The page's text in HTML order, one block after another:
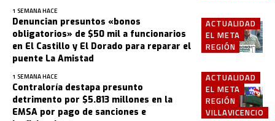
1 SEMANA HACE
ACTUALIDAD
EL META
REGIÓN
Denuncian presuntos «bonos
obligatorios» de $50 mil a funcionarios
en El Castillo y El Dorado para reparar el
puente La Amistad
1 SEMANA HACE
ACTUALIDAD
EL META
REGIÓN
VILLAVICENCIO
Contraloría destapa presunto
detrimento por $5.813 millones en la
EMSA por pago de sanciones e